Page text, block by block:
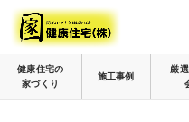
健康住宅の
家づくり
施工事例
厳